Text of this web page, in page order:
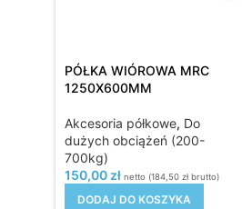
PÓŁKA WIÓROWA MRC
1250X600MM
Akcesoria półkowe, Do
dużych obciążeń (200-
700kg)
150,00 zł netto (184,50 zł brutto)
DODAJ DO KOSZYKA